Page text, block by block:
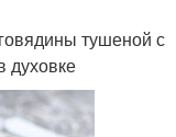
тушеной с
духовке